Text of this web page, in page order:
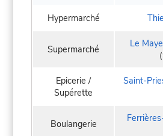
Hypermarché
Supermarché
Le
Epicerie /
Supérette
Saint-
Boulangerie